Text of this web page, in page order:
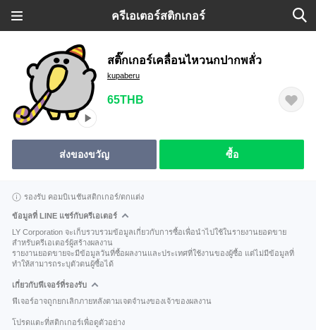
ครีเอเตอร์สติกเกอร์
สติ๊กเกอร์เคลื่อนไหวนกปากพลั่ว
kupaberu
65THB
ส่งของขวัญ ซื้อ
รองรับ คอมบิเนชันสติกเกอร์/ตกแต่ง
ข้อมูลที่ LINE แชร์กับครีเอเตอร์
LY Corporation จะเก็บรวบรวมข้อมูลเกี่ยวกับการซื้อเพื่อนำไปใช้ในรายงานยอดขาย
สำหรับครีเอเตอร์ผู้สร้างผลงาน
รายงานยอดขายจะมีข้อมูลวันที่ซื้อผลงานและประเทศที่ใช้งานของผู้ซื้อ แต่ไม่มีข้อมูลที่
ทำให้สามารถระบุตัวตนผู้ซื้อได้
เกี่ยวกับฟีเจอร์ที่รองรับ
ฟีเจอร์อาจถูกยกเลิกภายหลังตามเจตจำนงของเจ้าของผลงาน
โปรดแตะที่สติกเกอร์เพื่อดูตัวอย่าง